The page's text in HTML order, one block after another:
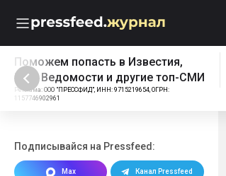
Что действительно работает в
B2B-продажах
Подписывайся на Pressfeed:
Max Канал Pressfeed